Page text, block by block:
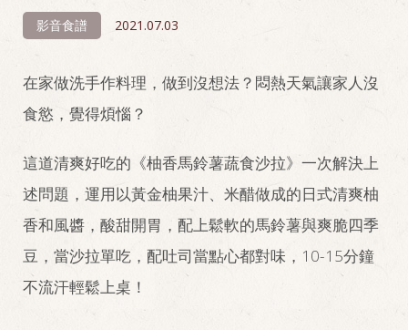
影音食譜 2021.07.03
在家做洗手作料理，做到沒想法？悶熱天氣讓家人沒
食慾，覺得煩惱？
這道清爽好吃的《柚香馬鈴薯蔬食沙拉》一次解決上
述問題，運用以黃金柚果汁、米醋做成的日式清爽柚
香和風醬，酸甜開胃，配上鬆軟的馬鈴薯與爽脆四季
豆，當沙拉單吃，配吐司當點心都對味，10-15分鐘
不流汗輕鬆上桌！